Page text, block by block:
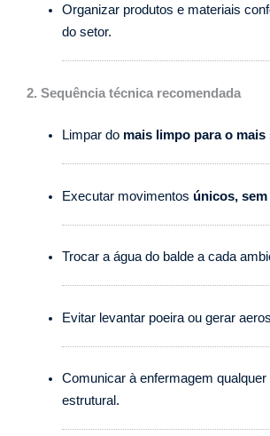
Organizar produtos e materiais
do setor.
2. Sequência técnica recomendada
Limpar do mais limpo para o mais
Executar movimentos únicos,
Trocar a água do balde a cada
Evitar levantar poeira ou gerar
Comunicar à enfermagem qualquer
estrutural.